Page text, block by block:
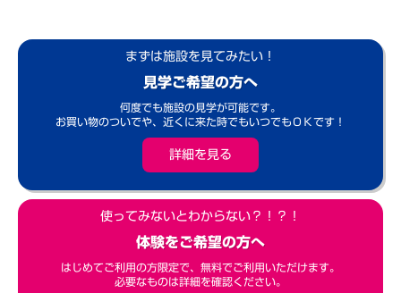
まずは施設を見てみたい！
見学ご希望の方へ
何度でも施設の見学が可能です。
お買い物のついでや、近くに来た時でもいつでもＯＫです！
詳細を見る
使ってみないとわからない？！？！
体験をご希望の方へ
はじめてご利用の方限定で、無料でご利用いただけます。
必要なものは詳細を確認ください。